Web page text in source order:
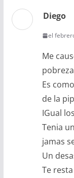
Diego
el
Me
Es
de la
IGual
Tenia
jamas
Un
Te